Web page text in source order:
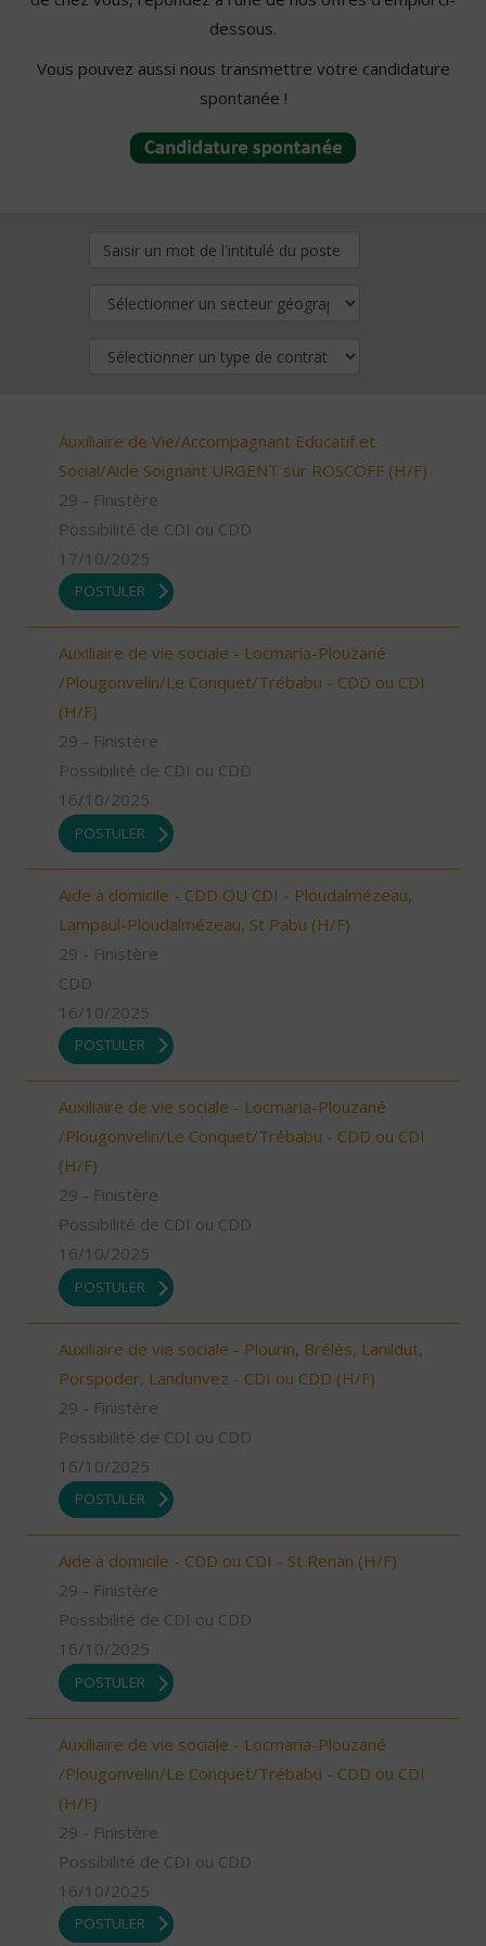
dessous.
Vous pouvez aussi nous transmettre votre candidature
spontanée !
Auxiliaire de Vie/Accompagnant Educatif et
Social/Aide Soignant URGENT sur ROSCOFF (H/F)
29 - Finistère
Possibilité de CDI ou CDD
17/10/2025
POSTULER
Auxiliaire de vie sociale - Locmaria-Plouzané
/Plougonvelin/Le Conquet/Trébabu - CDD ou CDI
(H/F)
29 - Finistère
Possibilité de CDI ou CDD
16/10/2025
POSTULER
Aide à domicile - CDD OU CDI - Ploudalmézeau,
Lampaul-Ploudalmézeau, St Pabu (H/F)
29 - Finistère
CDD
16/10/2025
POSTULER
Auxiliaire de vie sociale - Locmaria-Plouzané
/Plougonvelin/Le Conquet/Trébabu - CDD ou CDI
(H/F)
29 - Finistère
Possibilité de CDI ou CDD
16/10/2025
POSTULER
Auxiliaire de vie sociale - Plourin, Brélès, Lanildut,
Porspoder, Landunvez - CDI ou CDD (H/F)
29 - Finistère
Possibilité de CDI ou CDD
16/10/2025
POSTULER
Aide à domicile - CDD ou CDI - St Renan (H/F)
29 - Finistère
Possibilité de CDI ou CDD
16/10/2025
POSTULER
Auxiliaire de vie sociale - Locmaria-Plouzané
/Plougonvelin/Le Conquet/Trébabu - CDD ou CDI
(H/F)
29 - Finistère
Possibilité de CDI ou CDD
16/10/2025
POSTULER